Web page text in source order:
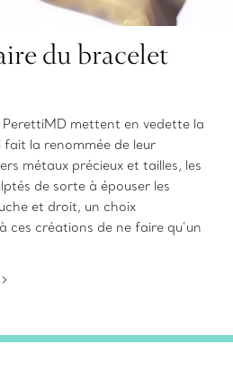
du bracelet
PerettiMD mettent en vedette la
fait la renommée de leur
métaux précieux et tailles, les
de sorte à épouser les
et droit, un choix
ces créations de ne faire qu’un